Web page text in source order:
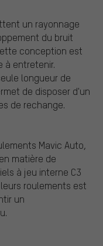
un rayonnage
du bruit
conception est
à entretenir.
longueur de
de disposer d'un
de rechange.
Mavic Auto,
matière de
à jeu interne C3
roulements est
un